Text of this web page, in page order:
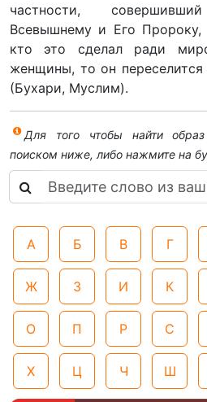
частности,
Всевышнему и Его
кто это сделал ради
женщины, то он
(Бухари, Муслим).
Для того чтобы найти
поиском ниже, либо нажмите на
А Б В Г
Ж З И К
О П Р С
Х Ц Ч Ш